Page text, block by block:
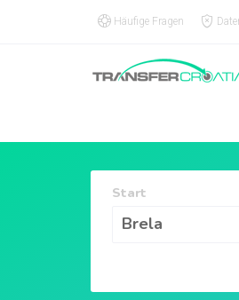
Häufige Fragen
Start
Brela
Start